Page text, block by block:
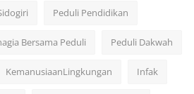
Peduli Pendidikan
Bersama Peduli Peduli Dakwah
KemanusiaanLingkungan Infak